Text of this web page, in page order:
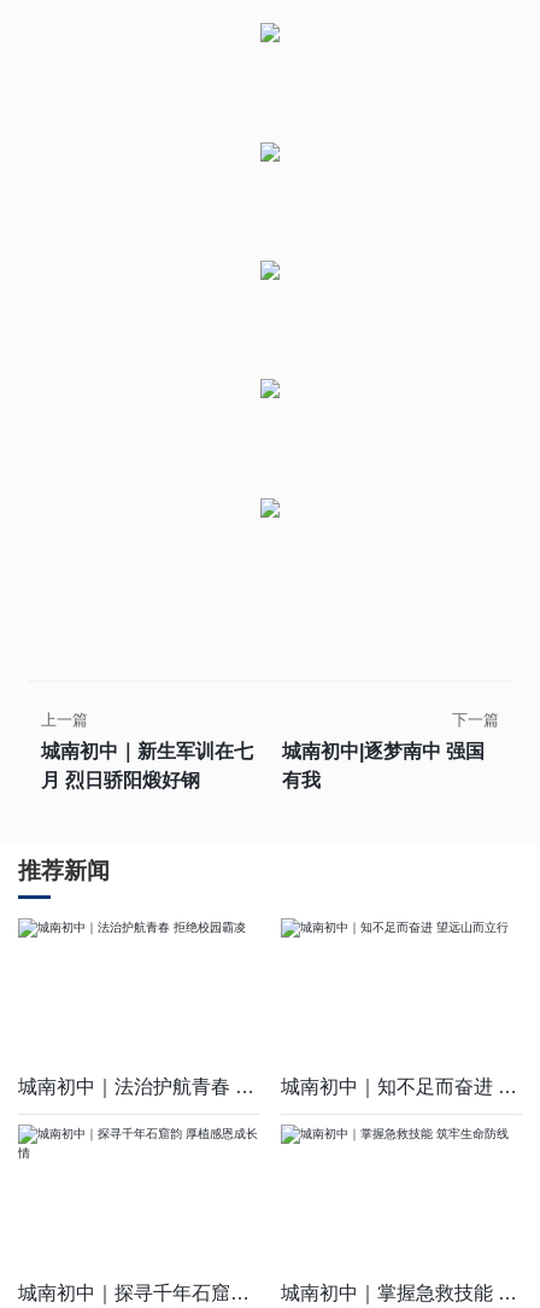
上一篇
城南初中｜新生军训在七
月 烈日骄阳煅好钢
下一篇
城南初中|逐梦南中 强国
有我
推荐新闻
城南初中｜法治护航青春 拒绝校园霸凌 城南初中｜知不足而奋进 望远山而立行
城南初中｜探寻千年石窟韵 厚植感恩成长情 城南初中｜掌握急救技能 筑牢生命防线